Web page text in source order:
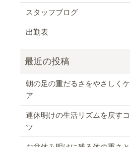
スタッフブログ
出勤表
朝の足の重だるさをやさしくケ
ア
連休明けの生活リズムを戻すコ
ツ